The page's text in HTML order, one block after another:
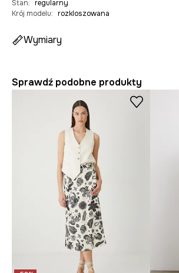
Stan: regularny
Krój modelu: rozkloszowana
Wymiary
Sprawdź podobne produkty